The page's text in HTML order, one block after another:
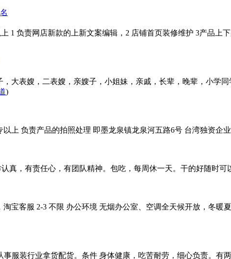
1 负责网店新款的上新文案编辑，2 店铺首页装修维护 3产品
大表嫂，二表嫂，亲嫂子，小姐妹，亲戚，长辈，晚辈，小学
)
上 负责产品的拍照处理 即墨龙泉镇龙泉河五路6号 台湾独资企
真，有责任心，有团队精神。包吃，每周休一天。干的好随时可
宝客服 2-3 不限 办公环境 无烟办公室、空调全天候开放，冬
事服装行业拿货配货。条件 身体健康，吃苦耐劳，细心负责。有